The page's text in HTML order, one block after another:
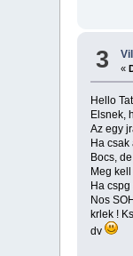
3 «
Hello
Elsnek,
Az egy
Ha
Bocs,
Meg
Ha
Nos
krlek !
dv